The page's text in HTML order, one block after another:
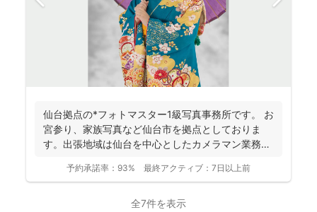
仙台拠点の*フォトマスター1級写真事務所です。 お
宮参り、家族写真など仙台市を拠点としておりま
す。出張地域は仙台を中心としたカメラマン業務を
予約承諾率： 93% 最終アクティブ： 7日以上前
全7件を表示